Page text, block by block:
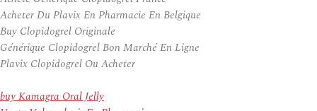
Acheter Du Plavix En Pharmacie En Belgique
Buy Clopidogrel Originale
Générique Clopidogrel Bon Marché En Ligne
Plavix Clopidogrel Ou Acheter
buy Kamagra Oral Jelly